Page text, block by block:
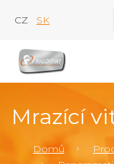
CZ SK
Mrazící
Domů